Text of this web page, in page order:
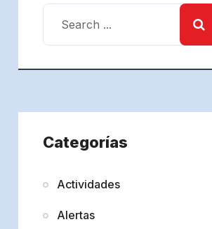
Categorías
Actividades
Alertas